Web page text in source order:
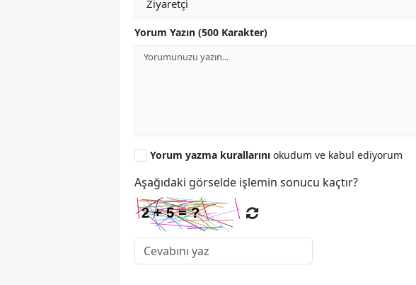
Yorum Yazın (500 Karakter)
Yorum yazma kurallarını okudum ve kabul ediyorum
Aşağıdaki görselde işlemin sonucu kaçtır?